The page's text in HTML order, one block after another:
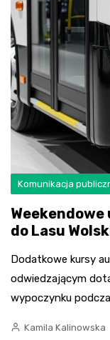
Komunikacja
do Lasu
Dodatkowe kursy
odwiedzającym
wypoczynku
Kamila Kalinowska